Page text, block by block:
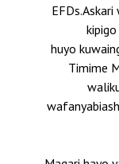
EFDs.Askari
huyo
Timime